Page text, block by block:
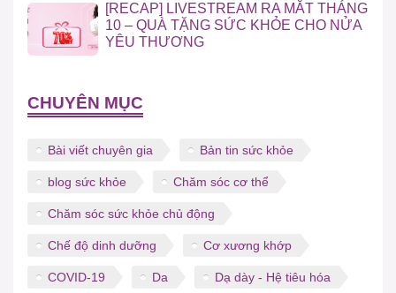
[RECAP] LIVESTREAM RA MẮT THÁNG
10 – QUÀ TẶNG SỨC KHỎE CHO NỬA
YÊU THƯƠNG
CHUYÊN MỤC
Bài viết chuyên gia Bản tin sức khỏe
blog sức khỏe Chăm sóc cơ thể
Chăm sóc sức khỏe chủ động
Chế độ dinh dưỡng Cơ xương khớp
COVID-19 Da Dạ dày - Hệ tiêu hóa